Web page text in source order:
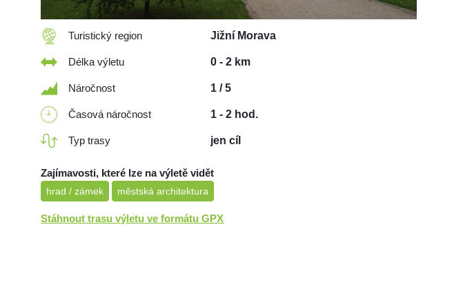
Turistický region Jižní Morava
Délka výletu 0 - 2 km
Náročnost 1 / 5
Časová náročnost 1 - 2 hod.
Typ trasy jen cíl
Zajímavosti, které lze na výletě vidět
hrad / zámek městská architektura
Stáhnout trasu výletu ve formátu GPX